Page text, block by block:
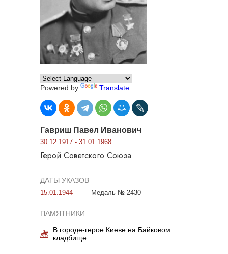
Powered by Translate
Гавриш Павел Иванович
30.12.1917 - 31.01.1968
Герой Советского Союза
ДАТЫ УКАЗОВ
15.01.1944 Медаль № 2430
ПАМЯТНИКИ
В городе-герое Киеве на Байковом
кладбище